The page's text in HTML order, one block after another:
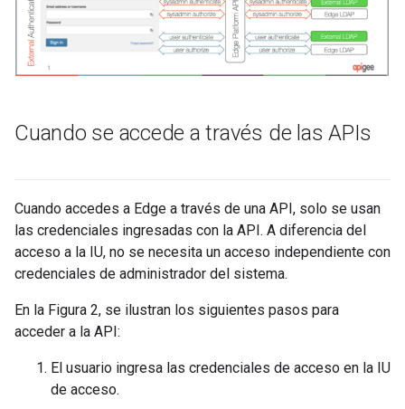
Cuando se accede a través de las APIs
Cuando accedes a Edge a través de una API, solo se usan
las credenciales ingresadas con la API. A diferencia del
acceso a la IU, no se necesita un acceso independiente con
credenciales de administrador del sistema.
En la Figura 2, se ilustran los siguientes pasos para
acceder a la API:
El usuario ingresa las credenciales de acceso en la IU
de acceso.